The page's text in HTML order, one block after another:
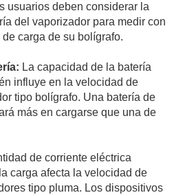
usuarios deben considerar la
del vaporizador para medir con
carga de su bolígrafo.
La capacidad de la batería
influye en la velocidad de
tipo bolígrafo. Una batería de
más en cargarse que una de
de corriente eléctrica
carga afecta la velocidad de
tipo pluma. Los dispositivos